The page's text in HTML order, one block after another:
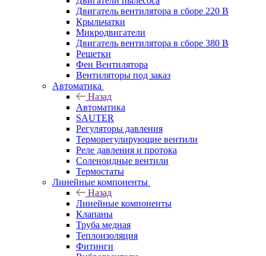
Двигатель вентилятора в сборе 220 В
Крыльчатки
Микродвигатели
Двигатель вентилятора в сборе 380 В
Решетки
Фен Вентилятора
Вентиляторы под заказ
Автоматика
Назад
Автоматика
SAUTER
Регуляторы давления
Терморегулирующие вентили
Реле давления и протока
Соленоидные вентили
Термостаты
Линейные компоненты
Назад
Линейные компоненты
Клапаны
Труба медная
Теплоизоляция
Фитинги